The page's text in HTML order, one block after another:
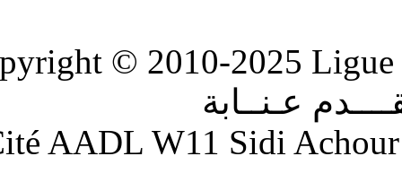
Copyright © 2010-
Adresse : Cité AADL W11